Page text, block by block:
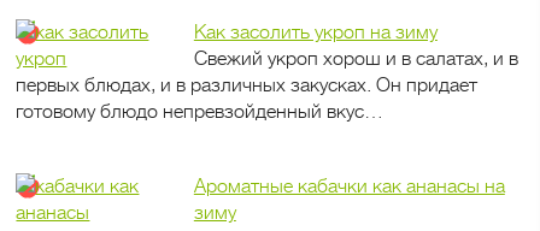
Как засолить укроп на зиму
Свежий укроп хорош и в салатах, и в
первых блюдах, и в различных закусках. Он придает
готовому блюдо непревзойденный вкус…
Ароматные кабачки как ананасы на
зиму